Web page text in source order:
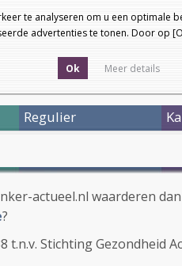
te analyseren om u een
advertenties te tonen. Door op
Ok Meer details
Regulier
actueel.nl waarderen
?
t.n.v. Stichting Gezondheid